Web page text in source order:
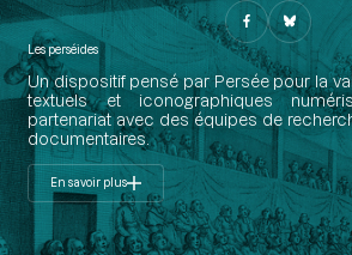
Les perséides
Un dispositif pensé par Persée pour la
textuels et iconographiques
partenariat avec des équipes de
documentaires.
En savoir plus